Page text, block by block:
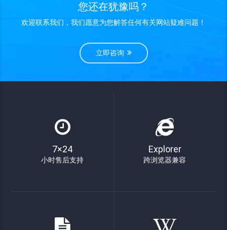
您还在犹豫吗？
欢迎联系我们，我们愿意为您解答任何有关网站疑难问题！
立即咨询
7×24
小时售后支持
Explorer
跨浏览器兼容